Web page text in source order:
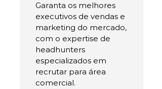
Garanta os melhores
executivos de vendas e
marketing do mercado,
com o expertise de
headhunters
especializados em
recrutar para área
comercial.